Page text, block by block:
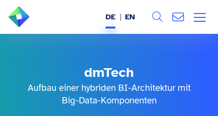
DE EN
dmTech
Aufbau einer hybriden BI-Architektur mit
Big-Data-Komponenten